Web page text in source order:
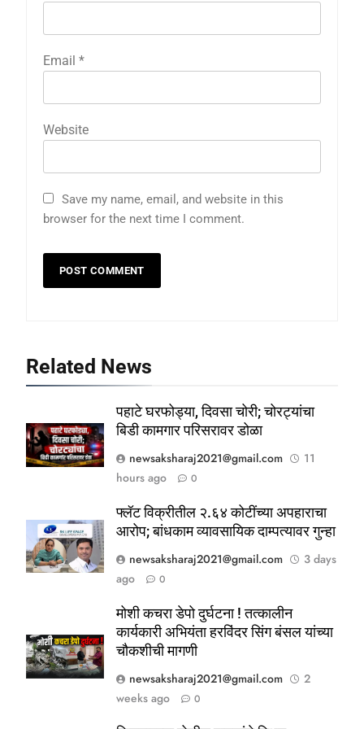
Email *
Website
Save my name, email, and website in this
browser for the next time I comment.
Related News
पहाटे घरफोड्या, दिवसा चोरी; चोरट्यांचा
बिडी कामगार परिसरावर डोळा
newsaksharaj2021@gmail.com
11
hours ago
0
फ्लॅट विक्रीतील २.६४ कोटींच्या अपहाराचा
आरोप; बांधकाम व्यावसायिक दाम्पत्यावर गुन्हा
newsaksharaj2021@gmail.com
3 days
ago
0
मोशी कचरा डेपो दुर्घटना ! तत्कालीन
कार्यकारी अभियंता हरविंदर सिंग बंसल यांच्या
चौकशीची मागणी
newsaksharaj2021@gmail.com
2
weeks ago
0
ठाणे-पालघर जिल्हा बँक कर्मचाऱ्यांना
दिवाळी गिफ्ट; २०% बोनसला संचालक
मंडळाची मंजुरी
ताज्या बातम्या महाराष्ट्र